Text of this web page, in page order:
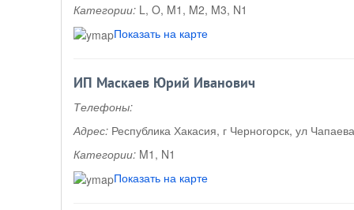
Категории: L, O, M1, M2, M3, N1
Показать на карте
ИП Маскаев Юрий Иванович
Телефоны:
Адрес: Республика Хакасия, г Черногорск, ул
Категории: M1, N1
Показать на карте